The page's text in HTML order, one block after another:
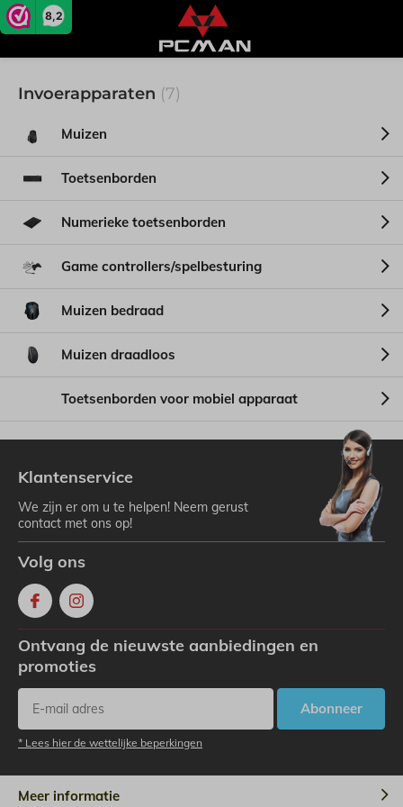
8,2
Invoerapparaten (7)
Muizen
Toetsenborden
Numerieke toetsenborden
Game controllers/spelbesturing
Muizen bedraad
Muizen draadloos
Toetsenborden voor mobiel apparaat
Klantenservice
We zijn er om u te helpen! Neem gerust
contact met ons op!
Volg ons
Ontvang de nieuwste aanbiedingen en
promoties
Abonneer
* Lees hier de wettelijke beperkingen
Meer informatie